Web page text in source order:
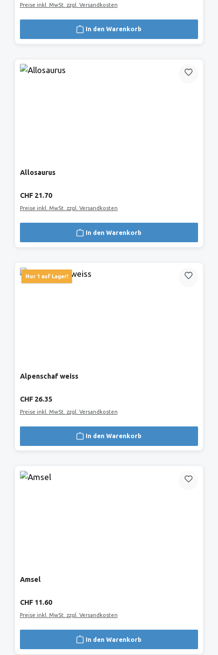
Preise inkl. MwSt. zzgl. Versandkosten
In den Warenkorb
Allosaurus
Regulärer Preis:
CHF 21.70
Preise inkl. MwSt. zzgl. Versandkosten
In den Warenkorb
Nur 1 auf Lager!
Alpenschaf weiss
Regulärer Preis:
CHF 26.35
Preise inkl. MwSt. zzgl. Versandkosten
In den Warenkorb
Amsel
Regulärer Preis:
CHF 11.60
Preise inkl. MwSt. zzgl. Versandkosten
In den Warenkorb